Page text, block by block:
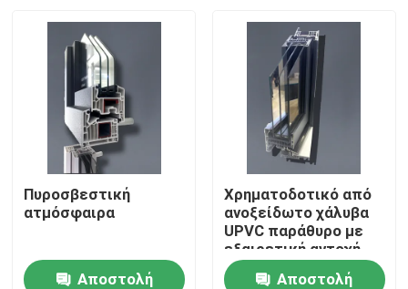
Πυροσβεστική
ατμόσφαιρα
Αποστολή
Χρηματοδοτικό από
ανοξείδωτο χάλυβα
UPVC παράθυρο με
εξαιρετική αντοχή
στον άνεμο
Αποστολή